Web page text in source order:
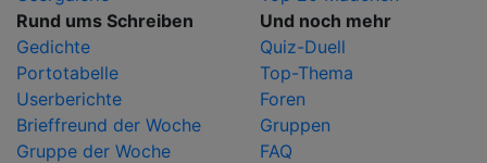
Rund ums Schreiben
Gedichte
Portotabelle
Userberichte
Brieffreund der Woche
Gruppe der Woche
Und noch mehr
Quiz-Duell
Top-Thema
Foren
Gruppen
FAQ